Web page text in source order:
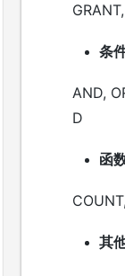
条
AND,
D
函
其